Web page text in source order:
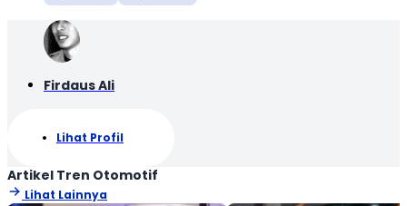
Firdaus Ali
Lihat Profil
Artikel Tren Otomotif
Lihat Lainnya